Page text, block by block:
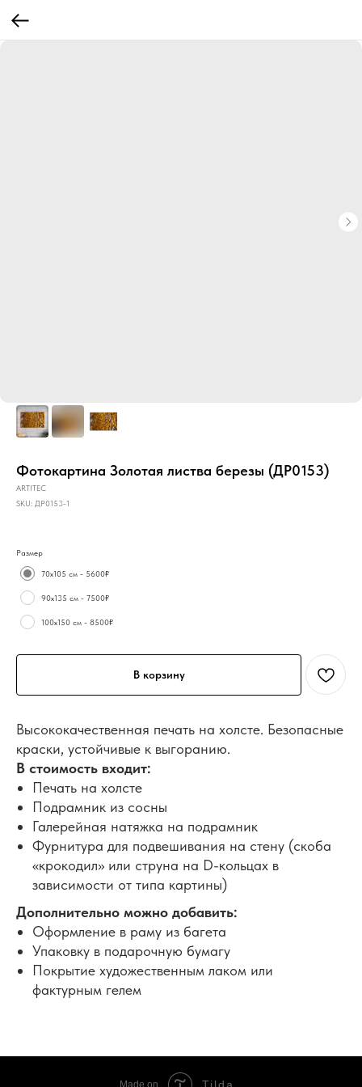
Фотокартина Золотая листва березы (ДР0153)
ARTITEC
SKU: ДР0153-1
Размер
70х105 см - 5600₽
90х135 см - 7500₽
100х150 см - 8500₽
В корзину
Высококачественная печать на холсте. Безопасные
краски, устойчивые к выгоранию.
В стоимость входит:
Печать на холсте
Подрамник из сосны
Галерейная натяжка на подрамник
Фурнитура для подвешивания на стену (скоба
«крокодил» или струна на D-кольцах в
зависимости от типа картины)
Дополнительно можно добавить:
Оформление в раму из багета
Упаковку в подарочную бумагу
Покрытие художественным лаком или
фактурным гелем